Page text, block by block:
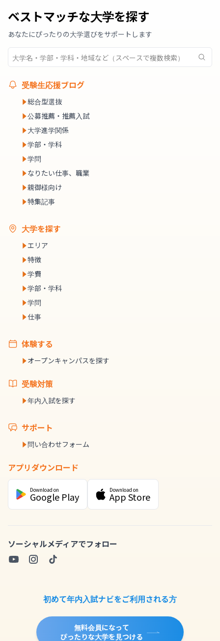
ベストマッチな大学を探す
あなたにぴったりの大学選びをサポートします
受験生応援ブログ
総合型選抜
公募推薦・推薦入試
大学進学関係
学部・学科
学問
なりたい仕事、職業
親御様向け
特集記事
大学を探す
エリア
特徴
学費
学部・学科
学問
仕事
体験する
オープンキャンパスを探す
受験対策
年内入試を探す
サポート
問い合わせフォーム
アプリダウンロード
Download on
Google Play
Download on
App Store
ソーシャルメディアでフォロー
初めて年内入試ナビをご利用される方
無料会員になって
ぴったりな大学を見つける